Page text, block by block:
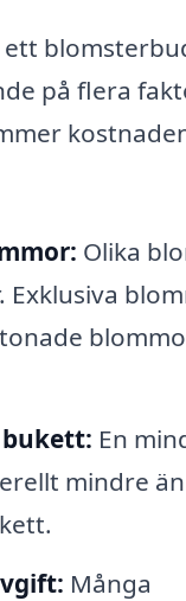
på flera
Olika
Exklusiva
bukett: En
mindre
Många